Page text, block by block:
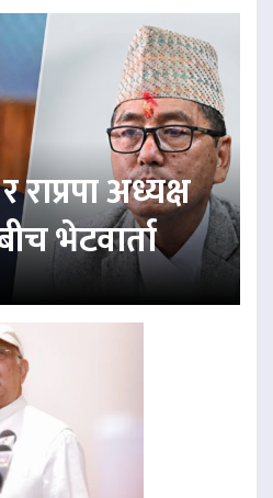
राप्रपा अध्यक्ष
भेटवार्ता